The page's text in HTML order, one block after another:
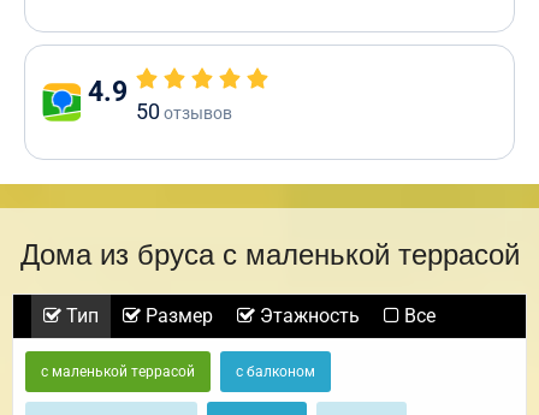
4.9
50отзывов
Дома из бруса с маленькой террасой
Тип Размер Этажность Все
с маленькой террасой с балконом